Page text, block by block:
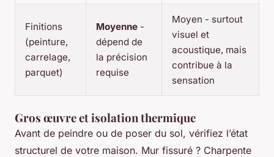
Finitions
(peinture,
carrelage,
parquet)
Moyenne -
dépend de
la précision
requise
Moyen - surtout
visuel et
acoustique, mais
contribue à la
sensation
Gros œuvre et isolation thermique
Avant de peindre ou de poser du sol, vérifiez l’état
structurel de votre maison. Mur fissuré ? Charpente